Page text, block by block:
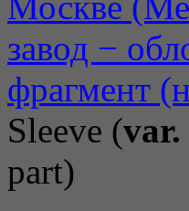
Sleeve (var.
part)